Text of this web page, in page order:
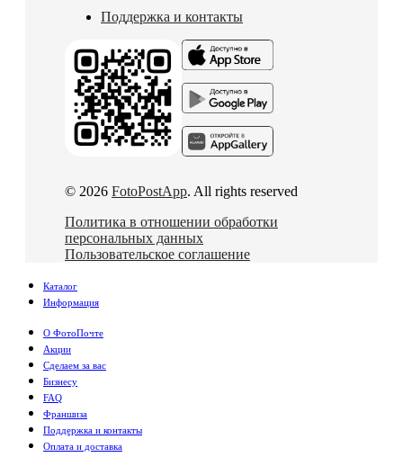
Поддержка и контакты
© 2026 FotoPostApp. All rights reserved
Политика в отношении обработки
персональных данных
Пользовательское соглашение
Каталог
Информация
О ФотоПочте
Акции
Сделаем за вас
Бизнесу
FAQ
Франшиза
Поддержка и контакты
Оплата и доставка